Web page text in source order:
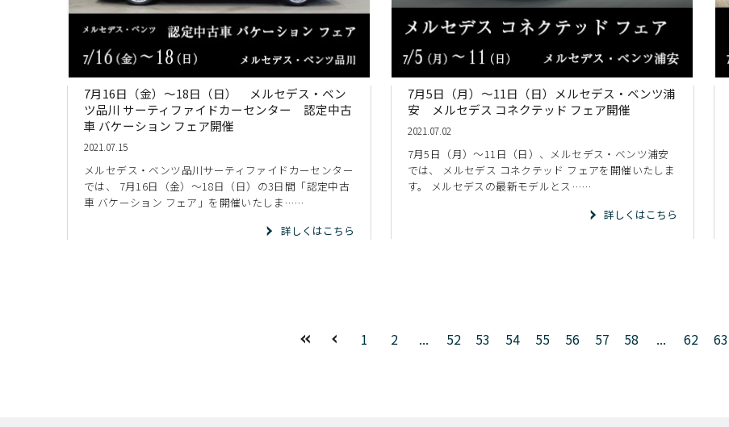
7月16日（金）～18日（日） メルセデス・ベン
ツ品川 サーティファイドカーセンター 認定中古
車 バケーション フェア開催
2021.07.15
メルセデス・ベンツ品川サーティファイドカーセンター
では、 7月16日（金）～18日（日）の3日間「認定中古
車 バケーション フェア」を開催いたしま……
詳しくはこちら
7月5日（月）～11日（日）メルセデス・ベンツ浦
安 メルセデス コネクテッド フェア開催
2021.07.02
7月5日（月）～11日（日）、メルセデス・ベンツ浦安
では、 メルセデス コネクテッド フェアを開催いたしま
す。 メルセデスの最新モデルとス……
詳しくはこちら
1 2 ... 52 53 54 55 56 57 58 ... 62 63